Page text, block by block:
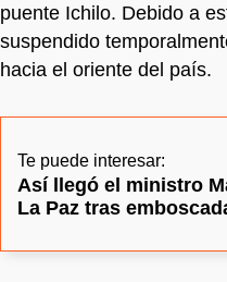
puente Ichilo. Debido a
suspendido
hacia el oriente del país.
Te puede interesar:
Así llegó el ministro
La Paz tras